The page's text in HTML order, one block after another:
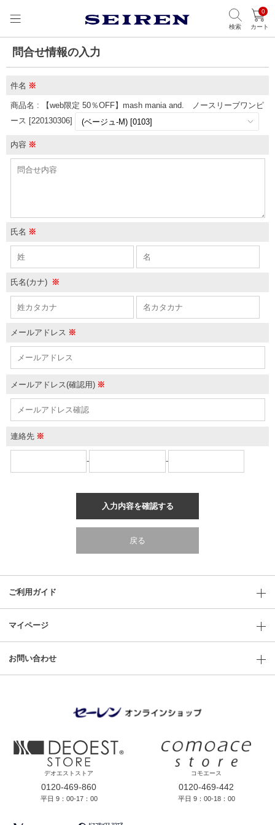
検索
0
カート
問合せ情報の入力
件名 ※
商品名 : 【web限定 50％OFF】mash mania and. ノースリーブワンピ
ース [220130306]
内容 ※
氏名 ※
氏名(カナ) ※
メールアドレス ※
メールアドレス(確認用) ※
連絡先 ※
- -
入力内容を確認する
戻る
ご利用ガイド
マイページ
お問い合わせ
デオエストストア
0120-469-860
平日 9：00-17：00
コモエース
0120-469-442
平日 9：00-18：00